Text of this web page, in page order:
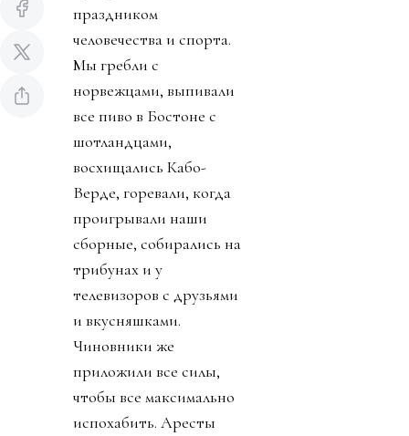
праздником
человечества и спорта.
Мы гребли с
норвежцами, выпивали
все пиво в Бостоне с
шотландцами,
восхищались Кабо-
Верде, горевали, когда
проигрывали наши
сборные, собирались на
трибунах и у
телевизоров с друзьями
и вкусняшками.
Чиновники же
приложили все силы,
чтобы все максимально
испохабить. Аресты